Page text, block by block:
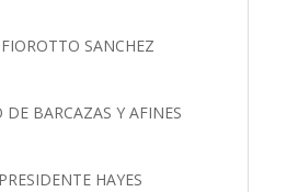
SANCHEZ
DE BARCAZAS Y AFINES
HAYES